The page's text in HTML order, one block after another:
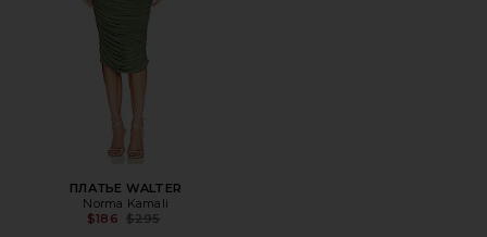
ПЛАТЬЕ WALTER
Norma Kamali
$186 Previous price:
$295